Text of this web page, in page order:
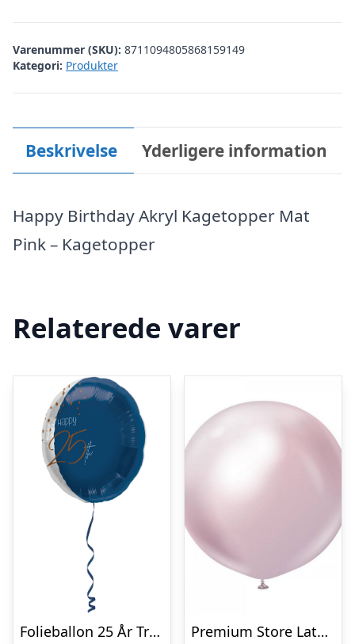
Varenummer (SKU): 8711094805868159149
Kategori: Produkter
Beskrivelse Yderligere information
Happy Birthday Akryl Kagetopper Mat
Pink – Kagetopper
Relaterede varer
Folieballon 25 År True Blue
Premium Store Latexballoner Chrome Pink Gold